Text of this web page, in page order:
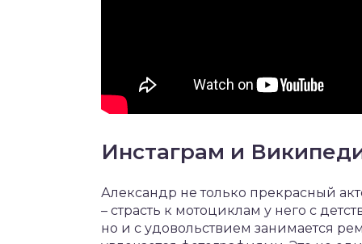
Инстаграм и
Александр не только прекрасный
– страсть к мотоциклам у него с
но и с удовольствием занимается